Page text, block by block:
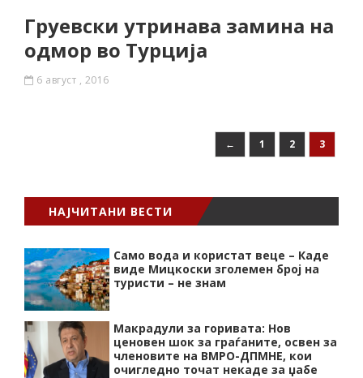
Груевски утринава замина на
одмор во Турција
6 август , 2016
← 1 2 3
НАЈЧИТАНИ ВЕСТИ
Само вода и користат веце – Каде
виде Мицкоски зголемен број на
туристи – не знам
Макрадули за горивата: Нов
ценовен шок за граѓаните, освен за
членовите на ВМРО-ДПМНЕ, кои
очигледно точат некаде за џабе